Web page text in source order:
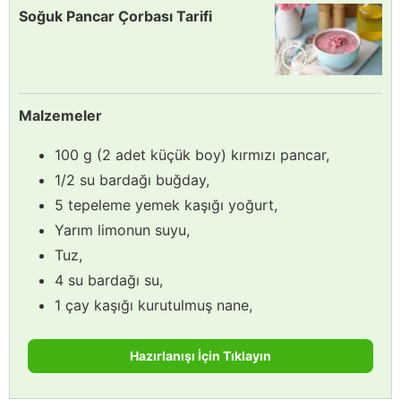
Soğuk Pancar Çorbası Tarifi
Malzemeler
100 g (2 adet küçük boy) kırmızı pancar,
1/2 su bardağı buğday,
5 tepeleme yemek kaşığı yoğurt,
Yarım limonun suyu,
Tuz,
4 su bardağı su,
1 çay kaşığı kurutulmuş nane,
Hazırlanışı İçin Tıklayın